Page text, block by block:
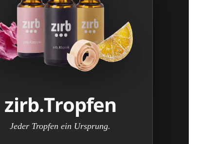
zirb.Tropfen
Jeder Tropfen ein Ursprung.